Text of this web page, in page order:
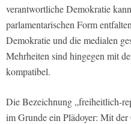
verantwortliche Demokratie
parlamentarischen Form
Demokratie und die medialen
Mehrheiten sind hingegen mit
kompatibel.
Die Bezeichnung „freiheitlich-
im Grunde ein Plädoyer: Mit